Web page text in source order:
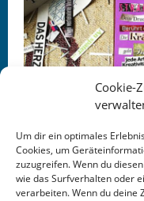
Cookie-
Um dir ein optimales
Cookies, um
zuzugreifen. Wenn du
wie das Surfverhalten oder
verarbeiten. Wenn du deine